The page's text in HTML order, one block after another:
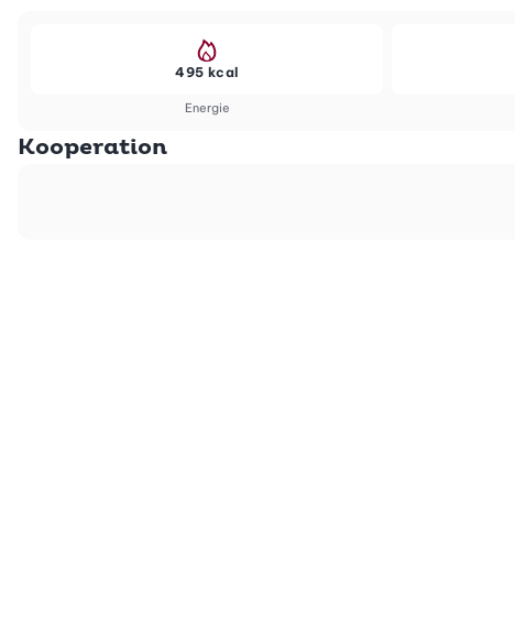
Energie
495 kcal
Kooperation